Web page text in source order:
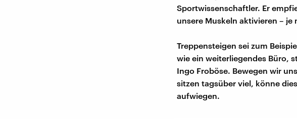
Sportwissenschaftler. Er
unsere Muskeln aktivieren – je
Treppensteigen sei zum
wie ein weiterliegendes Büro,
Ingo Froböse. Bewegen wir
sitzen tagsüber viel, könne
aufwiegen.